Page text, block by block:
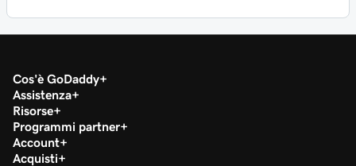
Cos'è GoDaddy
Assistenza
Risorse
Programmi partner
Account
Acquisti